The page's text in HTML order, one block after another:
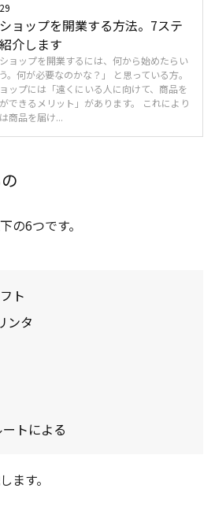
ョップを開業する方法。7ステ
介します
ショップを開業するには、何から始めたらい
。何が必要なのかな？」 と思っている方。
ップには「遠くにいる人に向けて、商品を
できるメリット」があります。 これにより
商品を届け...
の6つです。
ト
ンタ
トによる
ます。